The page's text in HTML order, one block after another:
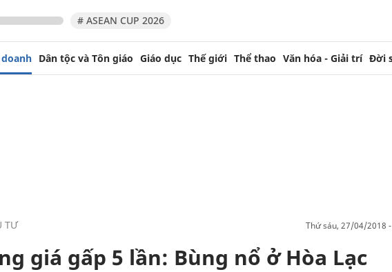
# ASEAN CUP 2026
Dân tộc và Tôn giáo Giáo dục Thế giới Thể thao Văn hóa - Giải trí Đời
TƯ thứ sáu, 27/04/2018
giá gấp 5 lần: Bùng nổ ở Hòa Lạc